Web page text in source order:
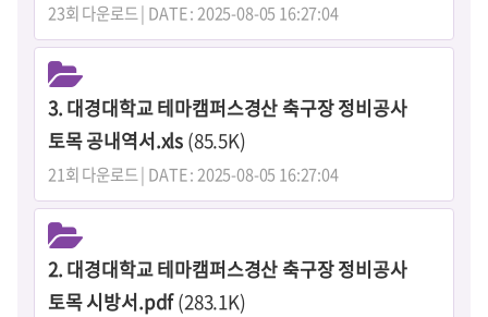
23회 다운로드 | DATE : 2025-08-05 16:27:04
3. 대경대학교 테마캠퍼스경산 축구장 정비공사
토목 공내역서.xls (85.5K)
21회 다운로드 | DATE : 2025-08-05 16:27:04
2. 대경대학교 테마캠퍼스경산 축구장 정비공사
토목 시방서.pdf(283.1K)